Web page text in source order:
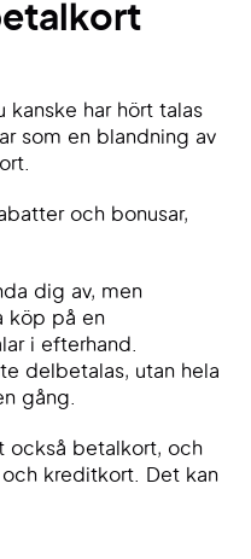
kanske har hört talas
som en blandning av
och bonusar,
dig av, men
köp på en
i efterhand.
delbetalas, utan hela
gång.
också betalkort, och
kreditkort. Det kan